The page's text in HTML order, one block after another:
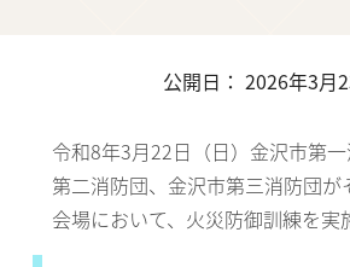
公開日： 2026年3月
令和8年3月22日（日）金沢市第
第二消防団、金沢市第三消防団が
会場において、火災防御訓練を実